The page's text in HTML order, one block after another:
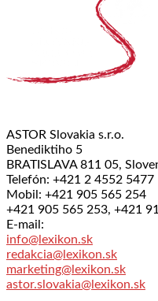
ASTOR Slovakia s.r.o.
Benediktiho 5
BRATISLAVA 811 05,
Telefón: +421 2 4552 5477
Mobil: +421 905 565 254
+421 905 565 253, +421
E-mail:
info@lexikon.sk
redakcia@lexikon.sk
marketing@lexikon.sk
astor.slovakia@lexikon.sk